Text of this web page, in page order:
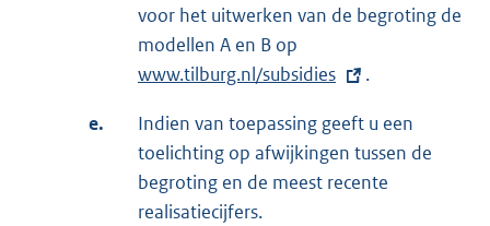
voor het uitwerken van de begroting de
modellen A en B op
x
e
r
n
www.tilburg.nl/subsidies .
e.
Indien van toepassing geeft u een
toelichting op afwijkingen tussen de
begroting en de meest recente
realisatiecijfers.